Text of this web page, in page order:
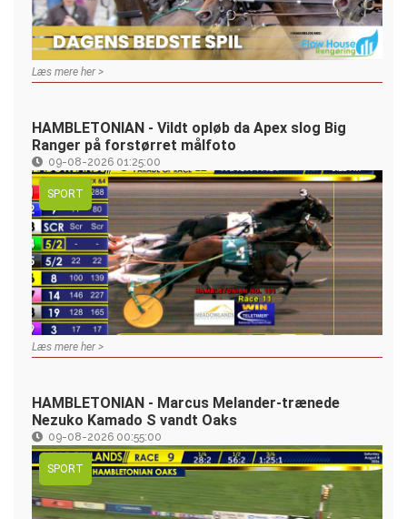
Læs mere her >
HAMBLETONIAN - Vildt opløb da Apex slog Big
Ranger på forstørret målfoto
09-08-2026 01:25:00
SPORT
Læs mere her >
HAMBLETONIAN - Marcus Melander-trænede
Nezuko Kamado S vandt Oaks
09-08-2026 00:55:00
SPORT